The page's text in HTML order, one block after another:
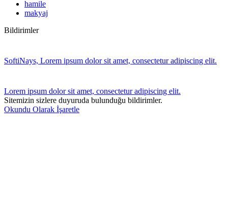
hamile
makyaj
Bildirimler
SoftiNays, Lorem ipsum dolor sit amet, consectetur adipiscing elit.
Lorem ipsum dolor sit amet, consectetur adipiscing elit.
Sitemizin sizlere duyuruda bulunduğu bildirimler.
Okundu Olarak İşaretle